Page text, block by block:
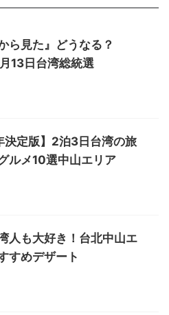
ら見た』どうなる？
13日台湾総統選
決定版】2泊3日台湾の旅
ルメ10選中山エリア
人も大好き！台北中山エ
すめデザート